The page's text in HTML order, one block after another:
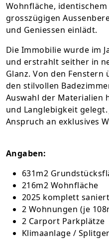
Wohnfläche,
grosszügigen
und Geniessen einlädt.
Die Immobilie wurde im
und erstrahlt seither in
Glanz. Von den Fenstern
den stilvollen
Auswahl der Materialien
und Langlebigkeit
Anspruch an exklusives
Angaben:
631m2
216m2 Wohnfläche
2025 komplett saniert
2 Wohnungen (je
2 Carport Parkplätze
Klimaanlage /